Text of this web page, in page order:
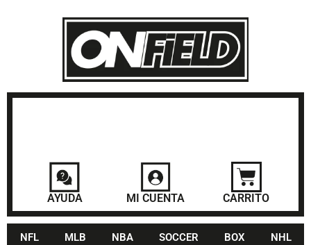
AYUDA MI CUENTA CARRITO
NFL MLB NBA SOCCER BOX NHL